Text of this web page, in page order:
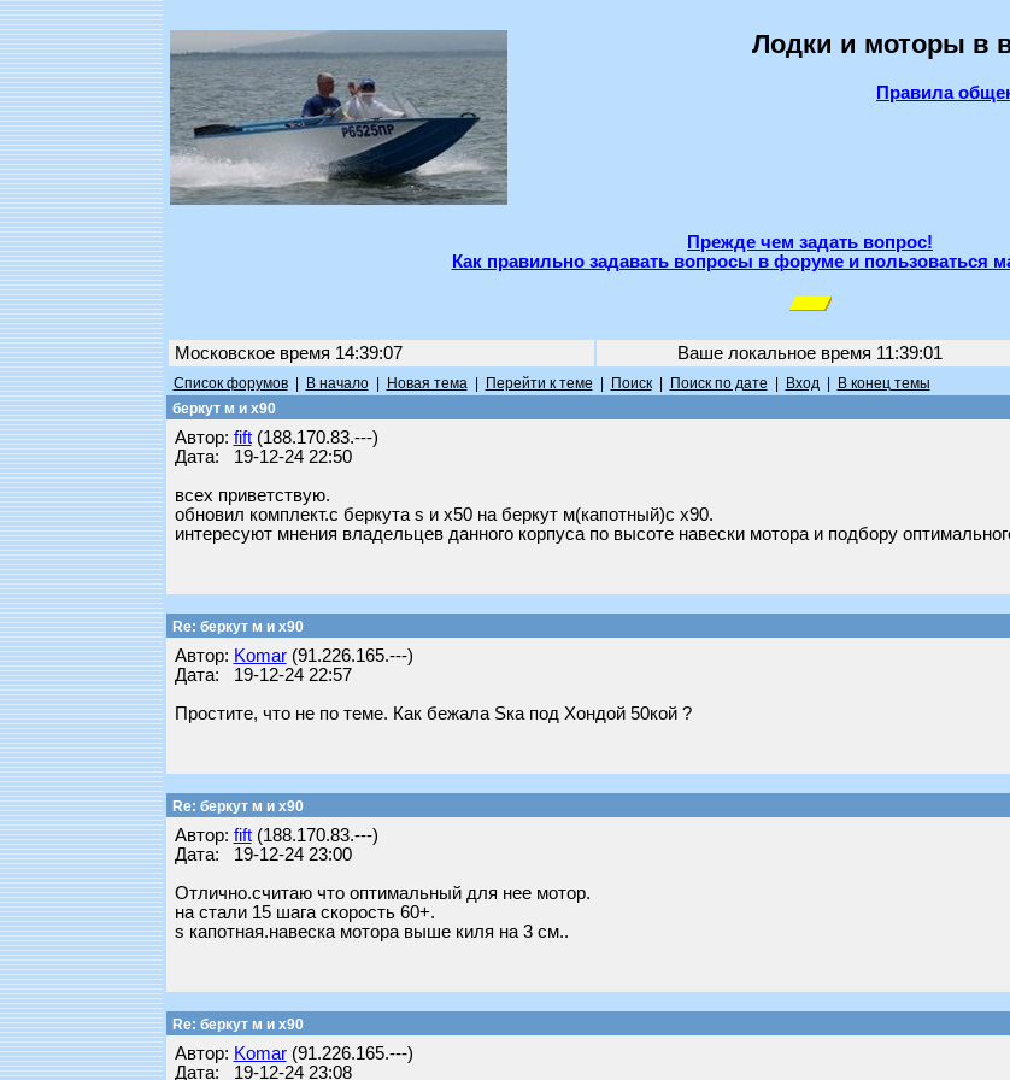
Лодки и моторы в
Правила
Прежде чем задать вопрос!
Как правильно задавать вопросы в форуме и пользоваться
Московское время 14:39:07 Ваше локальное время 11:39:01
Список форумов| В начало| Новая тема| Перейти к теме Поиск| Поиск по дате Вход| В конец темы
беркут м и х90
Автор: fift(188.170.83.---)
Дата: 19-12-24 22:50
всех приветствую.
обновил комплект.с беркута s и х50 на беркут м(капотный)с х90.
интересуют мнения владельцев данного корпуса по высоте навески мотора и подбору
Re: беркут м и х90
Автор: Komar(91.226.165.---)
Дата: 19-12-24 22:57
Простите, что не по теме. Как бежала Sка под Хондой 50кой ?
Re: беркут м и х90
Автор: fift(188.170.83.---)
Дата: 19-12-24 23:00
Отлично.считаю что оптимальный для нее мотор.
на стали 15 шага скорость 60+.
s капотная.навеска мотора выше киля на 3 см..
Re: беркут м и х90
Автор: Komar(91.226.165.---)
Дата: 19-12-24 23:08